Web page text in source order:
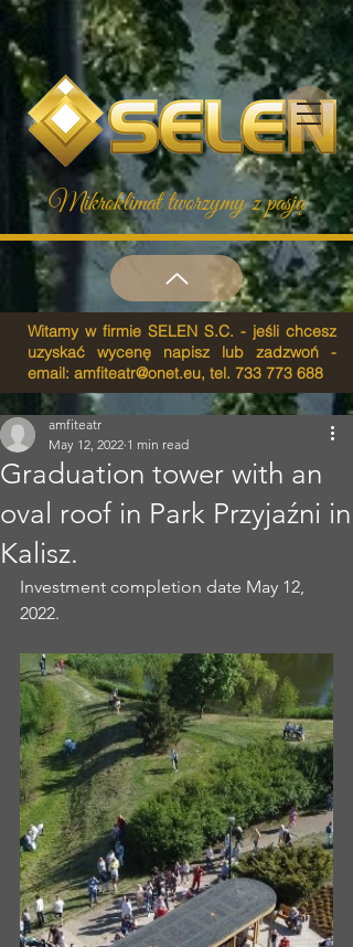
Witamy w firmie SELEN S.C. - jeśli chcesz
uzyskać wycenę napisz lub zadzwoń -
email: amfiteatr@onet.eu, tel. 733 773 688
Mikroklimat tworzymy z pasją
Graduation tower with an
oval roof in Park Przyjaźni in
Kalisz.
amfiteatr
May 12, 2022 1 min read
Investment completion date May 12,
2022.